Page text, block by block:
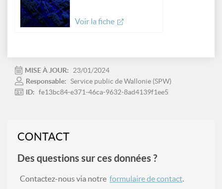
Voir la fiche
MISE À JOUR:
23/01/2024
Responsable: Service public de Wallonie (SPW)
ID: fe13bc84-e371-46ca-9632-8ad4139f1ee5
CONTACT
Des questions sur ces données ?
Contactez-nous via notre formulaire de contact.